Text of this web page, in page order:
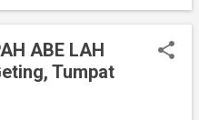
Terbang Sultan
pada 9 September 2017.
pada setiap hari Sabtu
ABE LAH
Tumpat